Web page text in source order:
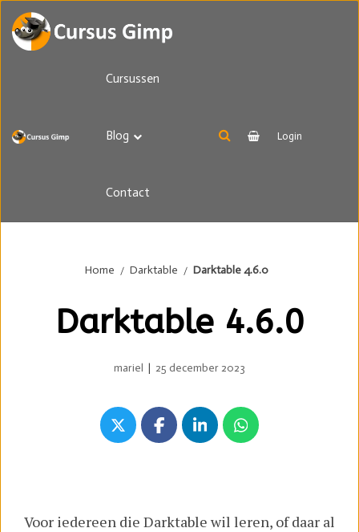
Cursussen
Blog
Contact
Login
Home Darktable Darktable 4.6.0
Darktable 4.6.0
mariel | 25 december 2023
Voor iedereen die Darktable wil leren, of daar al